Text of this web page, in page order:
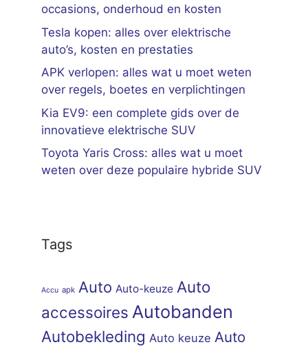
occasions, onderhoud en kosten
Tesla kopen: alles over elektrische
auto’s, kosten en prestaties
APK verlopen: alles wat u moet weten
over regels, boetes en verplichtingen
Kia EV9: een complete gids over de
innovatieve elektrische SUV
Toyota Yaris Cross: alles wat u moet
weten over deze populaire hybride SUV
Tags
Accu apk Auto Auto-keuze Auto
accessoires Autobanden
Autobekleding Auto keuze Auto